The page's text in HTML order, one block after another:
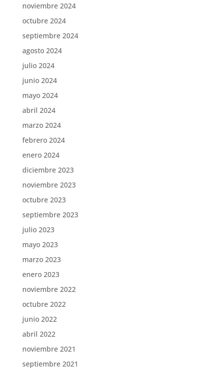
noviembre 2024
octubre 2024
septiembre 2024
agosto 2024
julio 2024
junio 2024
mayo 2024
abril 2024
marzo 2024
febrero 2024
enero 2024
diciembre 2023
noviembre 2023
octubre 2023
septiembre 2023
julio 2023
mayo 2023
marzo 2023
enero 2023
noviembre 2022
octubre 2022
junio 2022
abril 2022
noviembre 2021
septiembre 2021